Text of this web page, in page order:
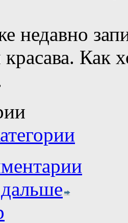
недавно
Как